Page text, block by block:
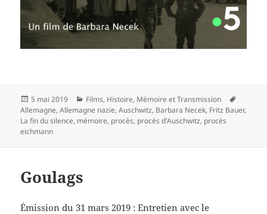
Publié
le
5 mai 2019 Catégories
Films, Histoire, Mémoire et Transmission
clés
Allemagne,Allemagne nazie,Auschwitz, Barbara Necek, Fritz Bauer,
La fin du silence, mémoire, procès, procès d'Auschwitz, procès
eichmann
Goulags
Émission du 31 mars 2019 : Entretien avec le